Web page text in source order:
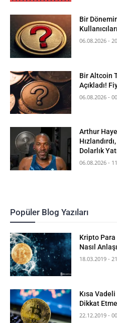
Bir
06.08.2026 -
Bir Altcoin
Açıkladı!
06.08.2026 -
Arthur
Dolarlık
06.08.2026 -
Popüler Blog Yazıları
Kripto Para
Nasıl
18.03.2019 -
Kısa
Dikkat
22.12.2019 -